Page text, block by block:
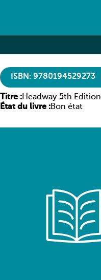
ISBN: 9780194529273
Titre :Headway 5th
Culture and
État du livre :Bon état